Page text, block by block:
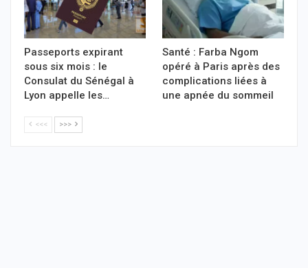
Passeports expirant
sous six mois : le
Consulat du Sénégal à
Lyon appelle les…
Santé : Farba Ngom
opéré à Paris après des
complications liées à
une apnée du sommeil
<<< >>>